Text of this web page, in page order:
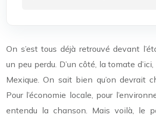
On s’est tous déjà retrouvé devant
un peu perdu. D’un côté, la tomate d’ici,
Mexique. On sait bien qu’on devrait
Pour l’économie locale, pour
entendu la chanson. Mais voilà, le